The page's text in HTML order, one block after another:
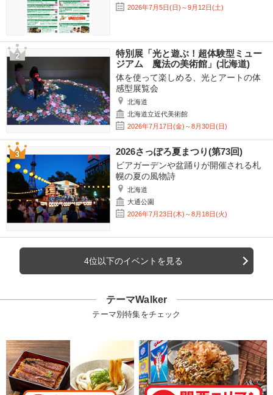
2026年7月5日(日)～9月12日(土)
特別展「光と遊ぶ！超体験型ミュー
ジアム 魔法の美術館」(北海道)
体を使って楽しめる、光とアートの体
感型展覧会
北海道
北海道立近代美術館
2026年7月17日(金)～8月30日(日)
2026さっぽろ夏まつり(第73回)
ビアガーデンや盆踊りが開催される札
幌の夏の風物詩
北海道
大通公園
2026年7月23日(木)～8月18日(火)
4位以下のイベントを見る
テーマWalker
テーマ別特集をチェック